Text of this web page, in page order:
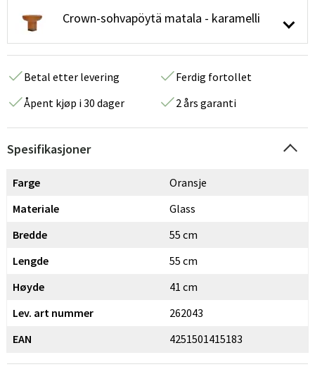
Crown-sohvapöytä matala - karamelli
Betal etter levering
Ferdig fortollet
Åpent kjøp i 30 dager
2 års garanti
Spesifikasjoner
Farge
Oransje
Materiale
Glass
Bredde
55 cm
Lengde
55 cm
Høyde
41 cm
Lev. art nummer
262043
EAN
4251501415183